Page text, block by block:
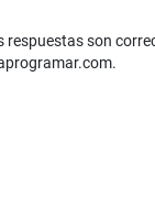
respuestas son